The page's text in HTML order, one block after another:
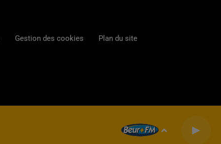
Gestion des cookies Plan du site